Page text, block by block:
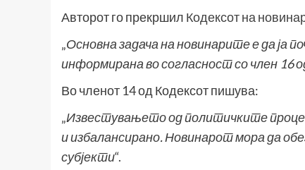
Авторот го прекршил Кодексот на
„Основна задача на новинарите е да ја
информирана во согласност со член 16
Во членот 14 од Кодексот пишува:
„Известувањето од политичките
и избалансирано. Новинарот мора да
субјекти“.